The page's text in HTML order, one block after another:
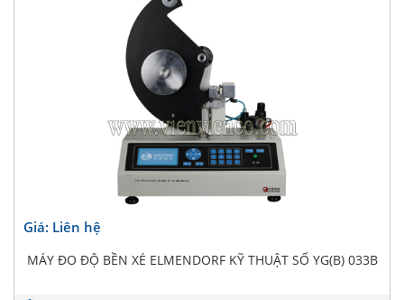
Giá: Liên hệ
MÁY ĐO ĐỘ BỀN XÉ ELMENDORF KỸ THUẬT SỐ YG(B) 033B